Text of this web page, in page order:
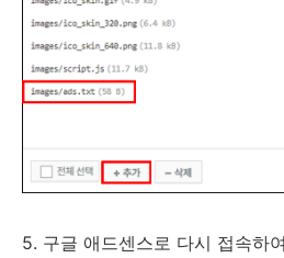
5. 구글 애드센스로 다시 접속하여